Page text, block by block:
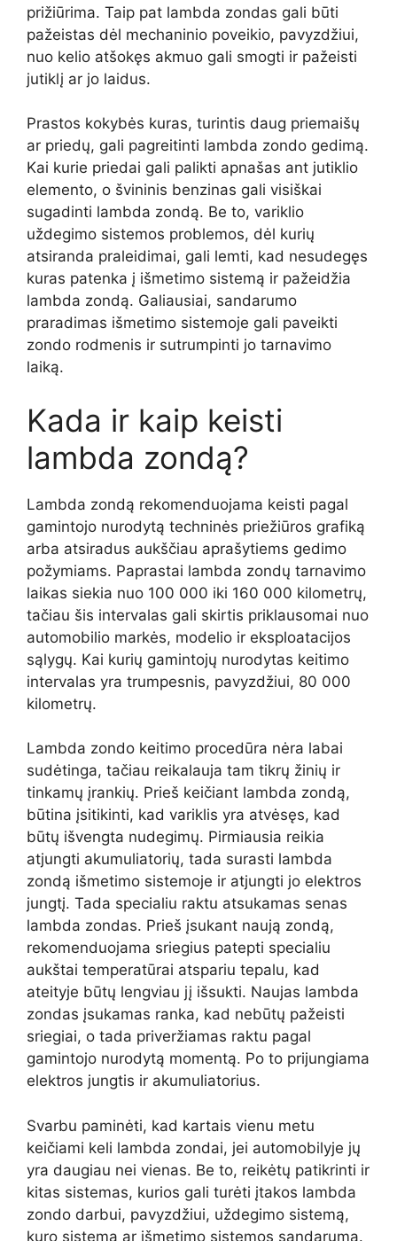
prižiūrima. Taip pat lambda zondas gali būti
pažeistas dėl mechaninio poveikio, pavyzdžiui,
nuo kelio atšokęs akmuo gali smogti ir pažeisti
jutiklį ar jo laidus.
Prastos kokybės kuras, turintis daug priemaišų
ar priedų, gali pagreitinti lambda zondo gedimą.
Kai kurie priedai gali palikti apnašas ant jutiklio
elemento, o švininis benzinas gali visiškai
sugadinti lambda zondą. Be to, variklio
uždegimo sistemos problemos, dėl kurių
atsiranda praleidimai, gali lemti, kad nesudegęs
kuras patenka į išmetimo sistemą ir pažeidžia
lambda zondą. Galiausiai, sandarumo
praradimas išmetimo sistemoje gali paveikti
zondo rodmenis ir sutrumpinti jo tarnavimo
laiką.
Kada ir kaip keisti
lambda zondą?
Lambda zondą rekomenduojama keisti pagal
gamintojo nurodytą techninės priežiūros grafiką
arba atsiradus aukščiau aprašytiems gedimo
požymiams. Paprastai lambda zondų tarnavimo
laikas siekia nuo 100 000 iki 160 000 kilometrų,
tačiau šis intervalas gali skirtis priklausomai nuo
automobilio markės, modelio ir eksploatacijos
sąlygų. Kai kurių gamintojų nurodytas keitimo
intervalas yra trumpesnis, pavyzdžiui, 80 000
kilometrų.
Lambda zondo keitimo procedūra nėra labai
sudėtinga, tačiau reikalauja tam tikrų žinių ir
tinkamų įrankių. Prieš keičiant lambda zondą,
būtina įsitikinti, kad variklis yra atvėsęs, kad
būtų išvengta nudegimų. Pirmiausia reikia
atjungti akumuliatorių, tada surasti lambda
zondą išmetimo sistemoje ir atjungti jo elektros
jungtį. Tada specialiu raktu atsukamas senas
lambda zondas. Prieš įsukant naują zondą,
rekomenduojama sriegius patepti specialiu
aukštai temperatūrai atspariu tepalu, kad
ateityje būtų lengviau jį išsukti. Naujas lambda
zondas įsukamas ranka, kad nebūtų pažeisti
sriegiai, o tada priveržiamas raktu pagal
gamintojo nurodytą momentą. Po to prijungiama
elektros jungtis ir akumuliatorius.
Svarbu paminėti, kad kartais vienu metu
keičiami keli lambda zondai, jei automobilyje jų
yra daugiau nei vienas. Be to, reikėtų patikrinti ir
kitas sistemas, kurios gali turėti įtakos lambda
zondo darbui, pavyzdžiui, uždegimo sistemą,
kuro sistemą ar išmetimo sistemos sandarumą.